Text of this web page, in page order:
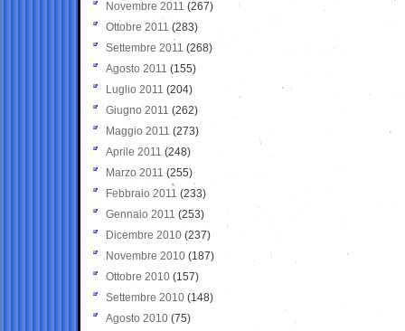
Novembre 2011 (267)
Ottobre 2011 (283)
Settembre 2011 (268)
Agosto 2011 (155)
Luglio 2011 (204)
Giugno 2011 (262)
Maggio 2011 (273)
Aprile 2011 (248)
Marzo 2011 (255)
Febbraio 2011 (233)
Gennaio 2011 (253)
Dicembre 2010 (237)
Novembre 2010 (187)
Ottobre 2010 (157)
Settembre 2010 (148)
Agosto 2010 (75)